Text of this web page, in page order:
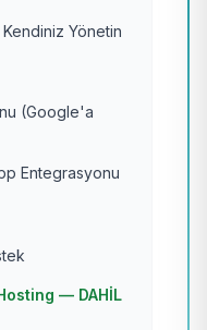
Yönetin
(Google'a
Entegrasyonu
— DAHİL